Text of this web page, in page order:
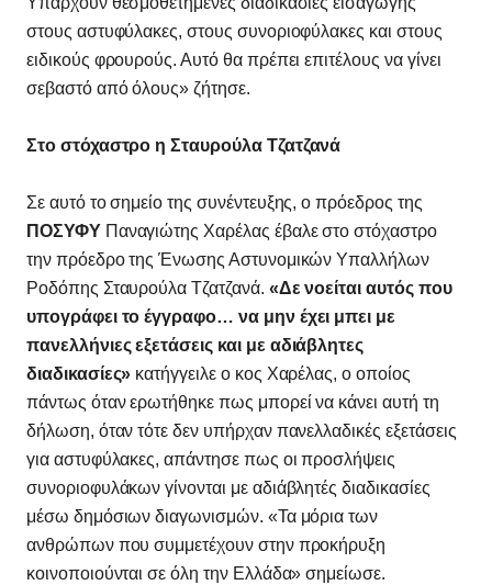
στους αστυφύλακες, στους συνοριοφύλακες και στους
ειδικούς φρουρούς. Αυτό θα πρέπει επιτέλους να γίνει
σεβαστό από όλους» ζήτησε.
Στο στόχαστρο η Σταυρούλα Τζατζανά
Σε αυτό το σημείο της συνέντευξης, ο πρόεδρος της
ΠΟΣΥΦΥΠαναγιώτης Χαρέλας έβαλε στο στόχαστρο
την πρόεδρο της Ένωσης Αστυνομικών Υπαλλήλων
Ροδόπης Σταυρούλα Τζατζανά. «Δε νοείται αυτός που
υπογράφει το έγγραφο… να μην έχει μπει με
πανελλήνιες εξετάσεις και με αδιάβλητες
διαδικασίες» κατήγγειλε ο κος Χαρέλας, ο οποίος
πάντως όταν ερωτήθηκε πως μπορεί να κάνει αυτή τη
δήλωση, όταν τότε δεν υπήρχαν πανελλαδικές εξετάσεις
για αστυφύλακες, απάντησε πως οι προσλήψεις
συνοριοφυλάκων γίνονται με αδιάβλητές διαδικασίες
μέσω δημόσιων διαγωνισμών. «Τα μόρια των
ανθρώπων που συμμετέχουν στην προκήρυξη
κοινοποιούνται σε όλη την Ελλάδα» σημείωσε.